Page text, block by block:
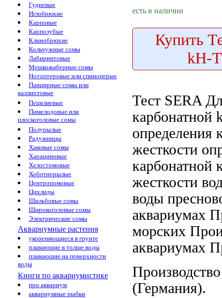
Гудиевые
Иглобрюхие
Карповые
Карпозубые
Клинобрюхие
Кольчужные сомы
Лабиринтовые
Мешкожаберные сомы
Нотоптеровые или спиноперые
Панцирные сомы или
каллихтовые
Пецилиевые
Пимелодовые или
плоскоголовые сомы
Полурылые
Радужницы
Хаковые сомы
Харациновые
Хелостомовые
Хоботнорылые
Центропомовые
Цихлиды
Шильбовые сомы
Широкоголовые сомы
Электрические сомы
Аквариумные растения
укореняющиеся в грунте
плавающие в толще воды
плавающие на поверхности
воды
Книги по аквариумистике
про аквариум
аквариумные рыбки
есть в наличии
Купить
kH-
Тест SERA
карбонатной
определения
жесткости
карбонатной
жесткости
воды
аквариумах
морских
аквариумах
(Германия).